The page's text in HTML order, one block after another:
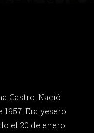
Castro. Nació
1957. Era yesero
el 20 de enero